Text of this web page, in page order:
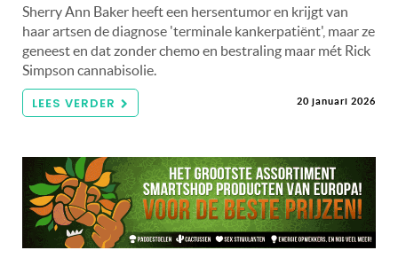
Sherry Ann Baker heeft een hersentumor en krijgt van
haar artsen de diagnose 'terminale kankerpatiënt', maar ze
geneest en dat zonder chemo en bestraling maar mét Rick
Simpson cannabisolie.
LEES VERDER 20 januari 2026